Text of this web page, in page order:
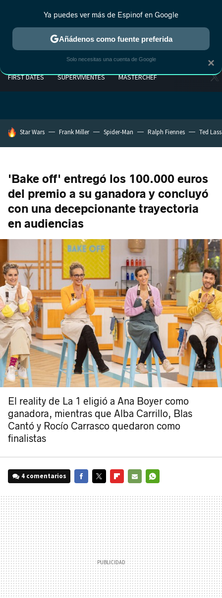
FIRST DATES SUPERVIVIENTES MASTERCHEF
HOY SE HABLA DE
Star Wars Frank Miller Spider-Man Ralph Fiennes Ted
'Bake off' entregó los 100.000 euros
del premio a su ganadora y concluyó
con una decepcionante trayectoria
en audiencias
El reality de La 1 eligió a Ana Boyer como
ganadora, mientras que Alba Carrillo, Blas
Cantó y Rocío Carrasco quedaron como
finalistas
4 comentarios
MAIL
×
Ya puedes ver más de Espinof en Google
Añádenos como fuente preferida
Solo necesitas una cuenta de Google